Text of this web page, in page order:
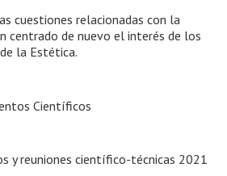
cuestiones relacionadas con la
centrado de nuevo el interés de los
la Estética.
Científicos
y reuniones científico-técnicas 2021